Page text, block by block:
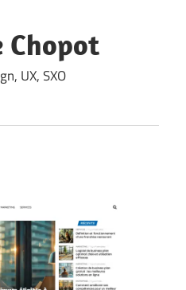
Chopot
UX, SXO